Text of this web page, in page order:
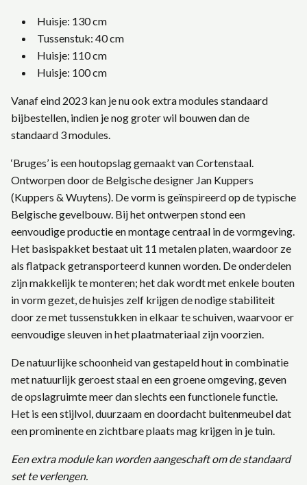
Huisje: 130 cm
Tussenstuk: 40 cm
Huisje: 110 cm
Huisje: 100 cm
Vanaf eind 2023 kan je nu ook extra modules standaard
bijbestellen, indien je nog groter wil bouwen dan de
standaard 3 modules.
‘Bruges’ is een houtopslag gemaakt van Cortenstaal.
Ontworpen door de Belgische designer Jan Kuppers
(Kuppers & Wuytens). De vorm is geïnspireerd op de typische
Belgische gevelbouw. Bij het ontwerpen stond een
eenvoudige productie en montage centraal in de vormgeving.
Het basispakket bestaat uit 11 metalen platen, waardoor ze
als flatpack getransporteerd kunnen worden. De onderdelen
zijn makkelijk te monteren; het dak wordt met enkele bouten
in vorm gezet, de huisjes zelf krijgen de nodige stabiliteit
door ze met tussenstukken in elkaar te schuiven, waarvoor er
eenvoudige sleuven in het plaatmateriaal zijn voorzien.
De natuurlijke schoonheid van gestapeld hout in combinatie
met natuurlijk geroest staal en een groene omgeving, geven
de opslagruimte meer dan slechts een functionele functie.
Het is een stijlvol, duurzaam en doordacht buitenmeubel dat
een prominente en zichtbare plaats mag krijgen in je tuin.
Een extra module kan worden aangeschaft om de standaard
set te verlengen.